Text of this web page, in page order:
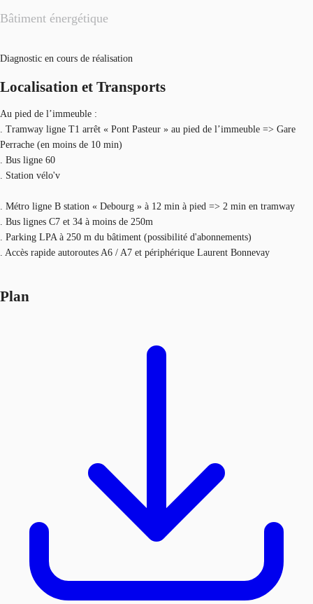
Bâtiment énergétique
Diagnostic en cours de réalisation
Localisation et Transports
Au pied de l’immeuble :
. Tramway ligne T1 arrêt « Pont Pasteur » au pied de l’immeuble => Gare
Perrache (en moins de 10 min)
. Bus ligne 60
. Station vélo'v
. Métro ligne B station « Debourg » à 12 min à pied => 2 min en tramway
. Bus lignes C7 et 34 à moins de 250m
. Parking LPA à 250 m du bâtiment (possibilité d'abonnements)
. Accès rapide autoroutes A6 / A7 et périphérique Laurent Bonnevay
Plan